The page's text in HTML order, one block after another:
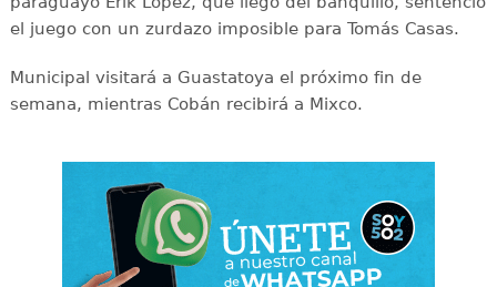
el juego con un zurdazo imposible para Tomás Casas.
Municipal visitará a Guastatoya el próximo fin de
semana, mientras Cobán recibirá a Mixco.